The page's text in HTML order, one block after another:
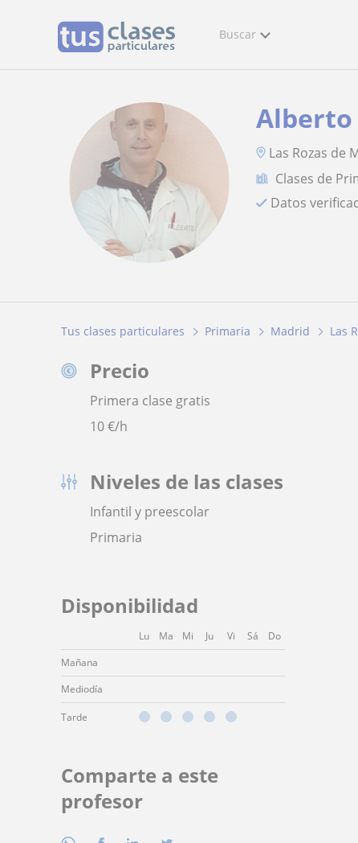
Buscar
Alberto
Las Rozas de
Clases de
Datos
Tus clases particulares Primaria Madrid Las
Precio
Primera clase gratis
10€/h
Niveles de las clases
Infantil y preescolar
Primaria
Disponibilidad
Lu Ma Mi Ju Vi Sá
Do
Mañana
Mediodía
Tarde
Comparte a este
profesor